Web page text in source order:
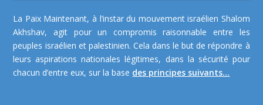
La Paix Maintenant, à l’instar du mouvement israélien Shalom
Akhshav, agit pour un compromis raisonnable entre les
peuples israélien et palestinien. Cela dans le but de répondre à
leurs aspirations nationales légitimes, dans la sécurité pour
chacun d’entre eux, sur la base des principes suivants...